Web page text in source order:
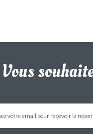
Vous